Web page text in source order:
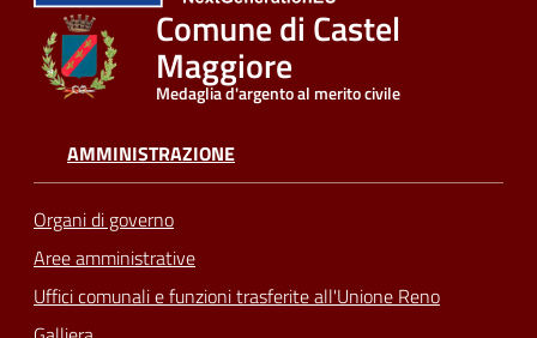
Comune di Castel
Maggiore
Medaglia d'argento al merito civile
AMMINISTRAZIONE
Organi di governo
Aree amministrative
Uffici comunali e funzioni trasferite all'Unione Reno